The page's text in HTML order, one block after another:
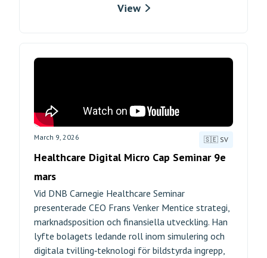
View
March 9, 2026 🇸🇪 SV
Healthcare Digital Micro Cap Seminar 9e
mars
Vid DNB Carnegie Healthcare Seminar
presenterade CEO Frans Venker Mentice strategi,
marknadsposition och finansiella utveckling. Han
lyfte bolagets ledande roll inom simulering och
digitala tvilling‑teknologi för bildstyrda ingrepp,